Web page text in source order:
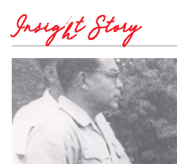
Insight Story